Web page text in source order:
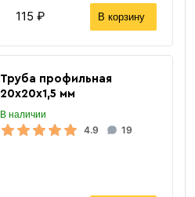
115 ₽ В корзину
Труба профильная
20х20х1,5 мм
В наличии
4.9 19